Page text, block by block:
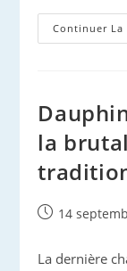
Continuer La
la
Publication
14
La dernière